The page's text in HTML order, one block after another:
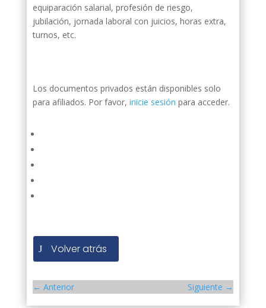
equiparación salarial, profesión de riesgo,
jubilación, jornada laboral con juicios, horas extra,
turnos, etc.
Los documentos privados están disponibles solo
para afiliados. Por favor, inicie sesión para acceder.
Volver atrás
← Anterior Siguiente →